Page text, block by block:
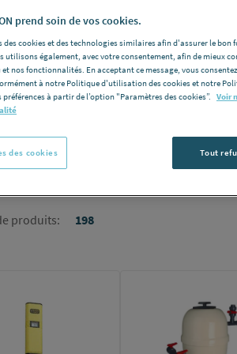
préventifs à faire une à deux fois par mois
assurer une eau de baignade agréable
la longévité de vos installations (filtre,
produits: 198
prend soin de vos cookies.
des cookies et des technologies similaires afin d'assurer le
utilisons également, avec votre consentement, afin de mieux
nos fonctionnalités. En acceptant ce message, vous
à notre Politique d'utilisation des cookies et notre
à partir de l’option "Paramètres des cookies”.
Voir
Tout
des cookies